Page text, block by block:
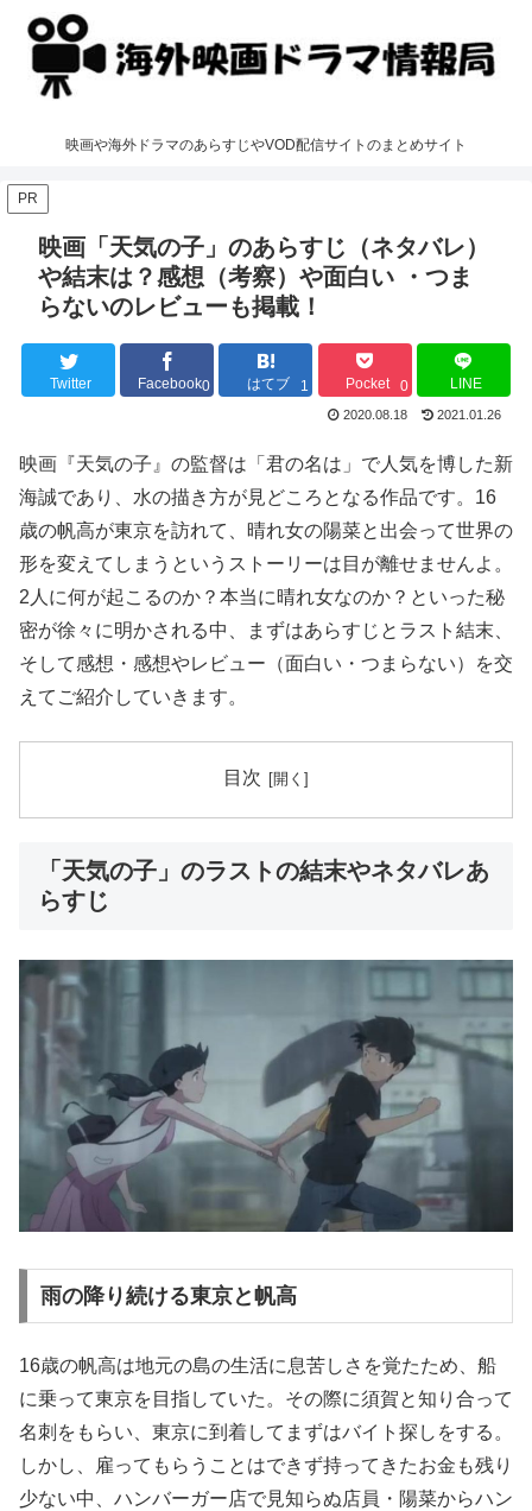
映画や海外ドラマのあらすじやVOD配信サイトのまとめサイト
PR
映画「天気の子」のあらすじ（ネタバレ）
や結末は？感想（考察）や面白い ・つま
らないのレビューも掲載！
Twitter Facebook0 はてブ 1 Pocket 0 LINE
2020.08.18 2021.01.26
映画『天気の子』の監督は「君の名は」で人気を博した新
海誠であり、水の描き方が見どころとなる作品です。16
歳の帆高が東京を訪れて、晴れ女の陽菜と出会って世界の
形を変えてしまうというストーリーは目が離せませんよ。
2人に何が起こるのか？本当に晴れ女なのか？といった秘
密が徐々に明かされる中、まずはあらすじとラスト結末、
そして感想・感想やレビュー（面白い・つまらない）を交
えてご紹介していきます。
目次
「天気の子」のラストの結末やネタバレあ
らすじ
雨の降り続ける東京と帆高
16歳の帆高は地元の島の生活に息苦しさを覚たため、船
に乗って東京を目指していた。その際に須賀と知り合って
名刺をもらい、東京に到着してまずはバイト探しをする。
しかし、雇ってもらうことはできず持ってきたお金も残り
少ない中、ハンバーガー店で見知らぬ店員・陽菜からハン